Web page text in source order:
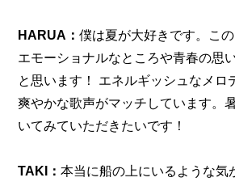
HARUA：僕は夏が大好きです。こ
エモーショナルなところや青春の思
と思います！ エネルギッシュなメロ
爽やかな歌声がマッチしています。
いてみていただきたいです！
TAKI：本当に船の上にいるような気